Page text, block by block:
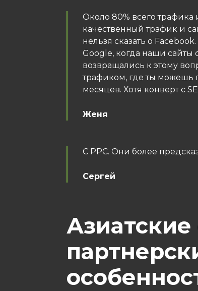
Около 80% всего трафика
качественный трафик и
нельзя сказать о
Google, когда наши
возвращались к этому
трафиком, где ты можешь
месяцев. Хотя конверт с
Женя
С PPC. Они более
Сергей